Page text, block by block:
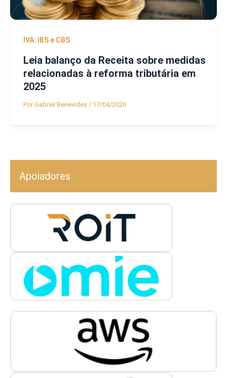
IVA: IBS e CBS
Leia balanço da Receita sobre medidas
relacionadas à reforma tributária em
2025
PorGabriel Benevides / 17/04/2026
Apoiadores